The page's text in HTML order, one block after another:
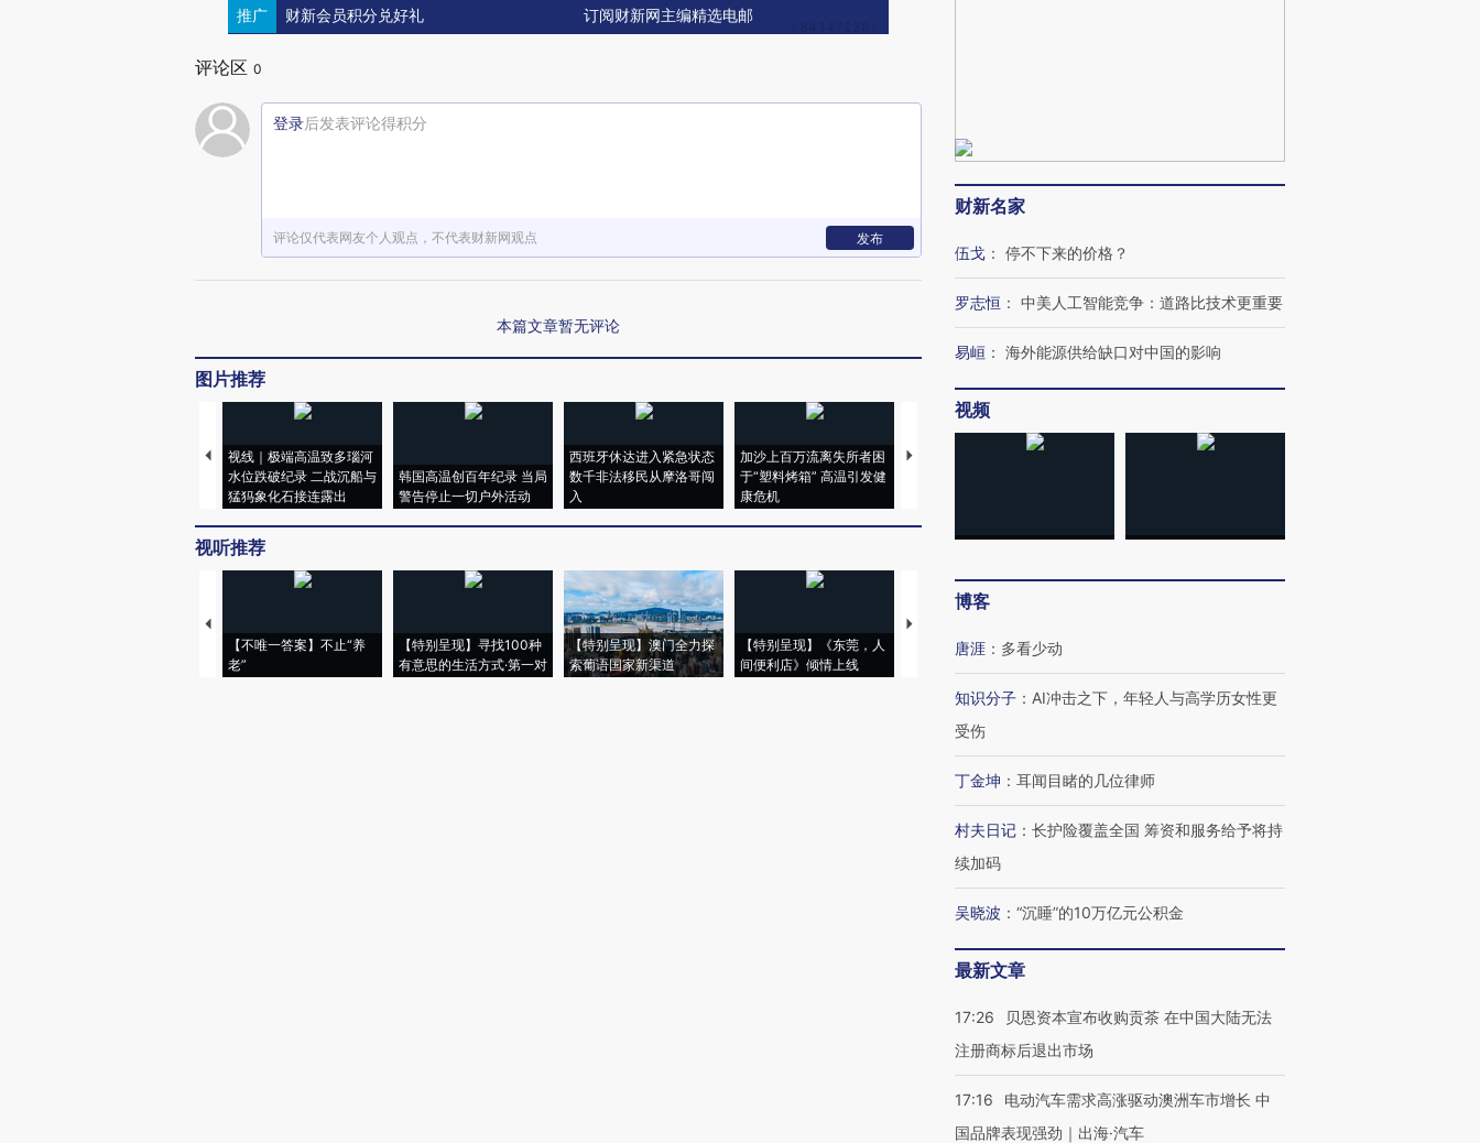
推广 财新会员积分兑好礼 订阅财新网主编精选电邮
评论区 0
登录后发表评论得积分
评论仅代表网友个人观点，不代表财新网观点 发布
本篇文章暂无评论
图片推荐
视线｜极端高温致多瑙河
水位跌破纪录 二战沉船与
猛犸象化石接连露出
韩国高温创百年纪录 当局
警告停止一切户外活动
西班牙休达进入紧急状态
数千非法移民从摩洛哥闯
入
加沙上百万流离失所者困
于“塑料烤箱” 高温引发健
康危机
马航飞行员跨国走私7万
视听推荐
【不唯一答案】不止“养
老”
【特别呈现】寻找100种
有意思的生活方式·第一对
【特别呈现】澳门全力探
索葡语国家新渠道
【特别呈现】《东莞，人
间便利店》倾情上线
【推广】走进第四届链博
会，让数智科技“链”接产
财新名家
伍戈 ： 停不下来的价格？
罗志恒 ： 中美人工智能竞争：道路比技术更重要
易峘 ： 海外能源供给缺口对中国的影响
视频
博客
唐涯 ： 多看少动
知识分子 ： AI冲击之下，年轻人与高学历女性更
受伤
丁金坤 ： 耳闻目睹的几位律师
村夫日记 ： 长护险覆盖全国 筹资和服务给予将持
续加码
吴晓波 ： “沉睡”的10万亿元公积金
最新文章
17:26
贝恩资本宣布收购贡茶 在中国大陆无法
注册商标后退出市场
17:16
电动汽车需求高涨驱动澳洲车市增长 中
国品牌表现强劲｜出海·汽车